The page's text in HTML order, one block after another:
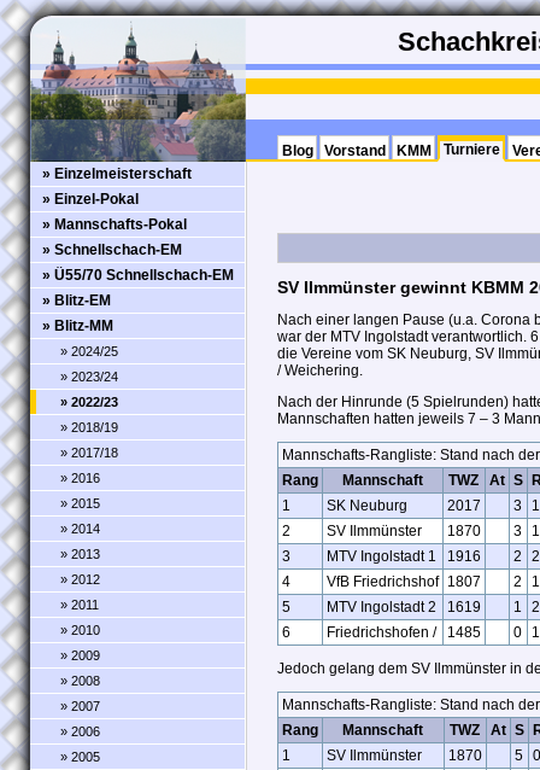
Blog Vorstand KMM Turniere
» Einzelmeisterschaft
» Einzel-Pokal
» Mannschafts-Pokal
» Schnellschach-EM
» Ü55/70 Schnellschach-EM
» Blitz-EM
» Blitz-MM
» 2024/25
» 2023/24
» 2022/23
» 2018/19
» 2017/18
» 2016
» 2015
» 2014
» 2013
» 2012
» 2011
» 2010
» 2009
» 2008
» 2007
» 2006
» 2005
SV Ilmmünster gewinnt KBMM
Nach einer langen Pause (u.a. Corona
war der MTV Ingolstadt verantwortlich.
die Vereine vom SK Neuburg, SV
/ Weichering.
Nach der Hinrunde (5 Spielrunden)
Mannschaften hatten jeweils 7 – 3
Mannschafts-Rangliste: Stand nach
Rang
Mannschaft TWZ At S
1
SK Neuburg 2017 3
1
2
SV Ilmmünster 1870 3
1
3
MTV Ingolstadt 1 1916 2
2
4
VfB Friedrichshof 1807 2
1
5
MTV Ingolstadt 2 1619 1
2
6
Friedrichshofen / 1485 0 1
Jedoch gelang dem SV Ilmmünster in
Mannschafts-Rangliste: Stand nach
Rang
Mannschaft TWZ At S
1
SV Ilmmünster 1870 5 0